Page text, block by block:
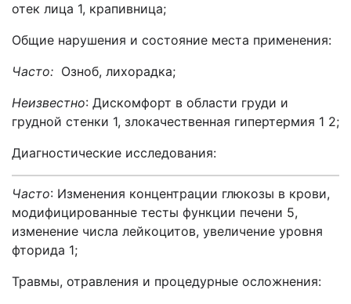
отек лица 1, крапивница;
Общие нарушения и состояние места применения:
Часто: Озноб, лихорадка;
Неизвестно: Дискомфорт в области груди и
грудной стенки 1, злокачественная гипертермия 1 2;
Диагностические исследования:
Часто: Изменения концентрации глюкозы в крови,
модифицированные тесты функции печени 5,
изменение числа лейкоцитов, увеличение уровня
фторида 1;
Травмы, отравления и процедурные осложнения: